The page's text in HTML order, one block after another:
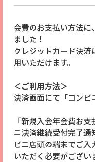
会費のお支払い方法
ました！
クレジットカード決済
用いただけます。
＜ご利用方法＞
決済画面にて「コンビ
「新規入会年会費お
ニ決済継続受付完了通
ビニ店頭の端末でご
いただく必要がござい